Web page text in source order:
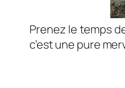
Prenez le temps
c’est une pure